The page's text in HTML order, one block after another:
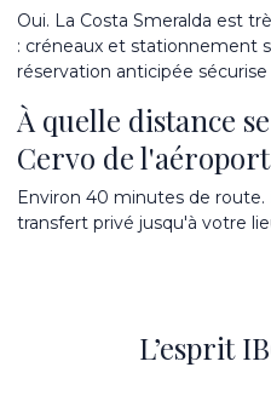
Oui. La Costa Smeralda est
: créneaux et stationnement
réservation anticipée
À quelle distance
Cervo de
Environ 40 minutes de
transfert privé jusqu'à votre
L’esprit